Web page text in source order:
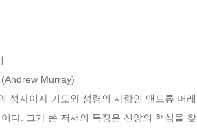
Murray)
성자이자 기도와 성령의 사람인 앤드류 머
다. 그가 쓴 저서의 특징은 신앙의 핵심을